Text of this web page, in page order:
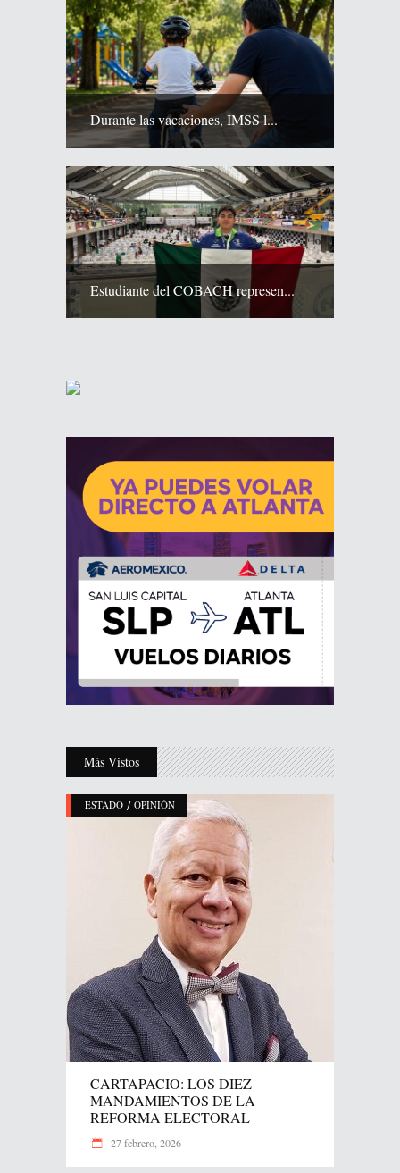
Durante las vacaciones, IMSS l...
Estudiante del COBACH represen...
Más Vistos
ESTADO / OPINIÓN
CARTAPACIO: LOS DIEZ
MANDAMIENTOS DE LA
REFORMA ELECTORAL
27 febrero, 2026